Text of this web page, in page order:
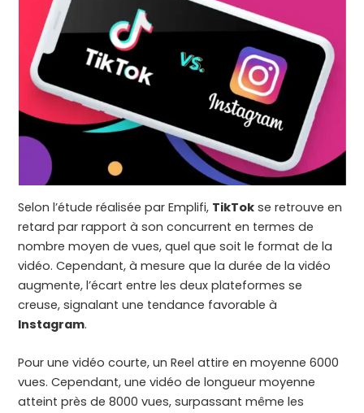
Selon l’étude réalisée par Emplifi, TikTok se retrouve en
retard par rapport à son concurrent en termes de
nombre moyen de vues, quel que soit le format de la
vidéo. Cependant, à mesure que la durée de la vidéo
augmente, l’écart entre les deux plateformes se
creuse, signalant une tendance favorable à
Instagram.
Pour une vidéo courte, un Reel attire en moyenne 6000
vues. Cependant, une vidéo de longueur moyenne
atteint près de 8000 vues, surpassant même les